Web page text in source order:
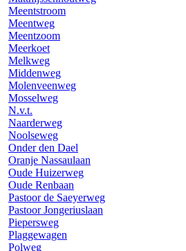
Meentstroom
Meentweg
Meentzoom
Meerkoet
Melkweg
Middenweg
Molenveenweg
Mosselweg
N.v.t.
Naarderweg
Noolseweg
Onder den Dael
Oranje Nassaulaan
Oude Huizerweg
Oude Renbaan
Pastoor de Saeyerweg
Pastoor Jongeriuslaan
Piepersweg
Plaggewagen
Polweg